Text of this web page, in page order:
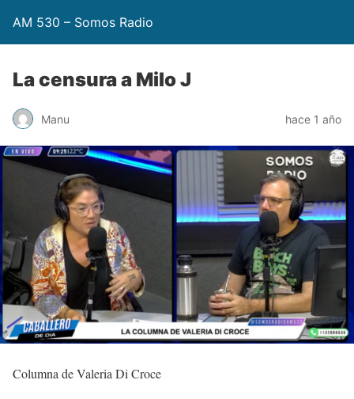
AM 530 – Somos Radio
La censura a Milo J
Manu hace 1 año
Columna de Valeria Di Croce